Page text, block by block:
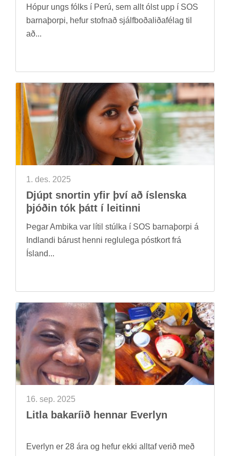
Hóp­ur ungs fólks í Perú, sem allt ólst upp í SOS
barna­þorpi, hef­ur stofn­að sjálf­boða­liða­fé­lag til
að...
1. des. 2025
Djúpt snort­in yfir því að ís­lenska
þjóð­in tók þátt í leit­inni
Þeg­ar Ambika var lít­il stúlka í SOS barna­þorpi á
Indlandi bár­ust henni reglu­lega póst­kort frá
Ís­land...
16. sep. 2025
Litla baka­rí­ið henn­ar Ever­lyn
Ever­lyn er 28 ára og hef­ur ekki alltaf ver­ið með